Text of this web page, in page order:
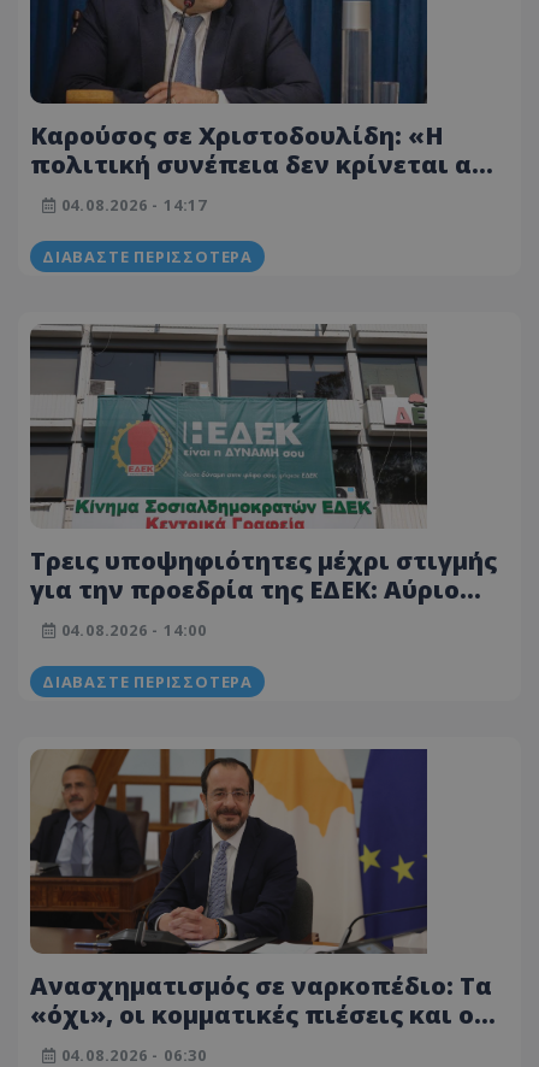
Καρούσος σε Χριστοδουλίδη: «Η
πολιτική συνέπεια δεν κρίνεται από
τα λόγια, αλλά από τις επιλογές»
04.08.2026 - 14:17
ΔΙΑΒΆΣΤΕ ΠΕΡΙΣΣΌΤΕΡΑ
Τρεις υποψηφιότητες μέχρι στιγμής
για την προεδρία της ΕΔΕΚ: Αύριο
λήγει η διαδικασία - Στο
μικροσκόπιο το άρθρο 38 του
καταστατικού
04.08.2026 - 14:00
ΔΙΑΒΆΣΤΕ ΠΕΡΙΣΣΌΤΕΡΑ
Ανασχηματισμός σε ναρκοπέδιο: Τα
«όχι», οι κομματικές πιέσεις και ο
πονοκέφαλος του Προέδρου
04.08.2026 - 06:30